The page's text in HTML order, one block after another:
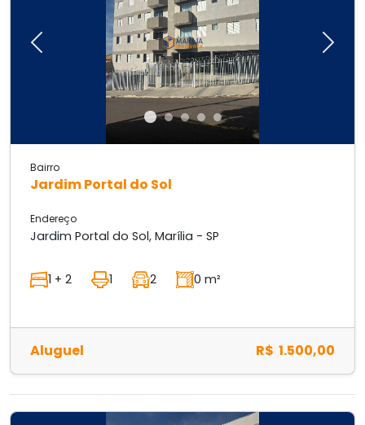
Previous Next
Bairro
Jardim Portal do Sol
Endereço
Jardim Portal do Sol, Marília - SP
1 + 2 1 2 0 m²
Aluguel R$ 1.500,00